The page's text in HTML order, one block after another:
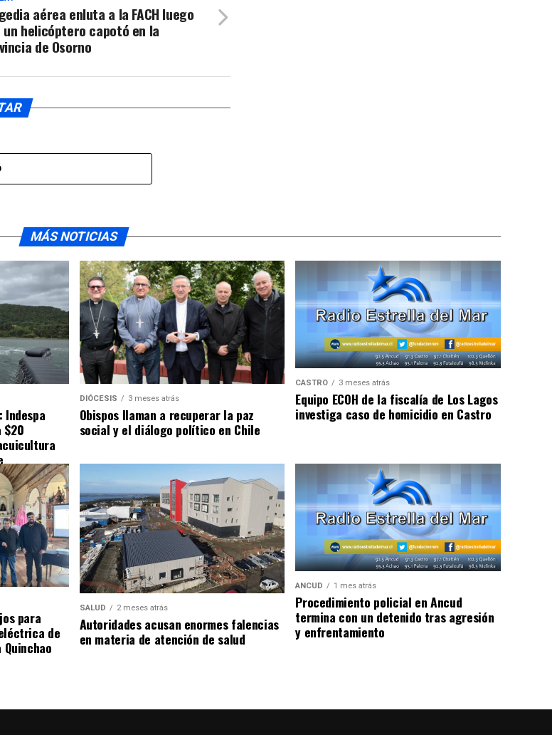
aérea enluta a la FACH luego
un helicóptero capotó en la
de Osorno
MÁS NOTICIAS
$20
DIÓCESIS 3 meses atrás
Obispos llaman a recuperar la paz
social y el diálogo político en Chile
CASTRO 3 meses atrás
Equipo ECOH de la fiscalía de Los Lagos
investiga caso de homicidio en Castro
para
de
SALUD 2 meses atrás
Autoridades acusan enormes falencias
en materia de atención de salud
ANCUD 1 mes atrás
Procedimiento policial en Ancud
termina con un detenido tras agresión
y enfrentamiento